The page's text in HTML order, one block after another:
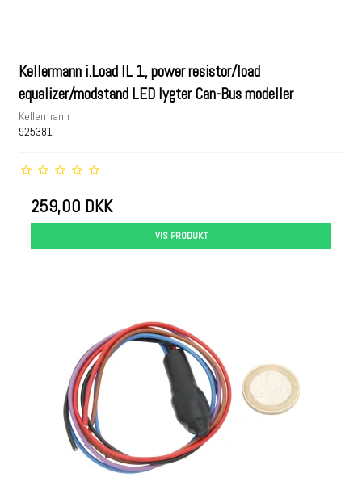
Kellermann i.Load IL 1, power resistor/load
equalizer/modstand LED lygter Can-Bus modeller
Kellermann
925381
259,00 DKK
VIS PRODUKT